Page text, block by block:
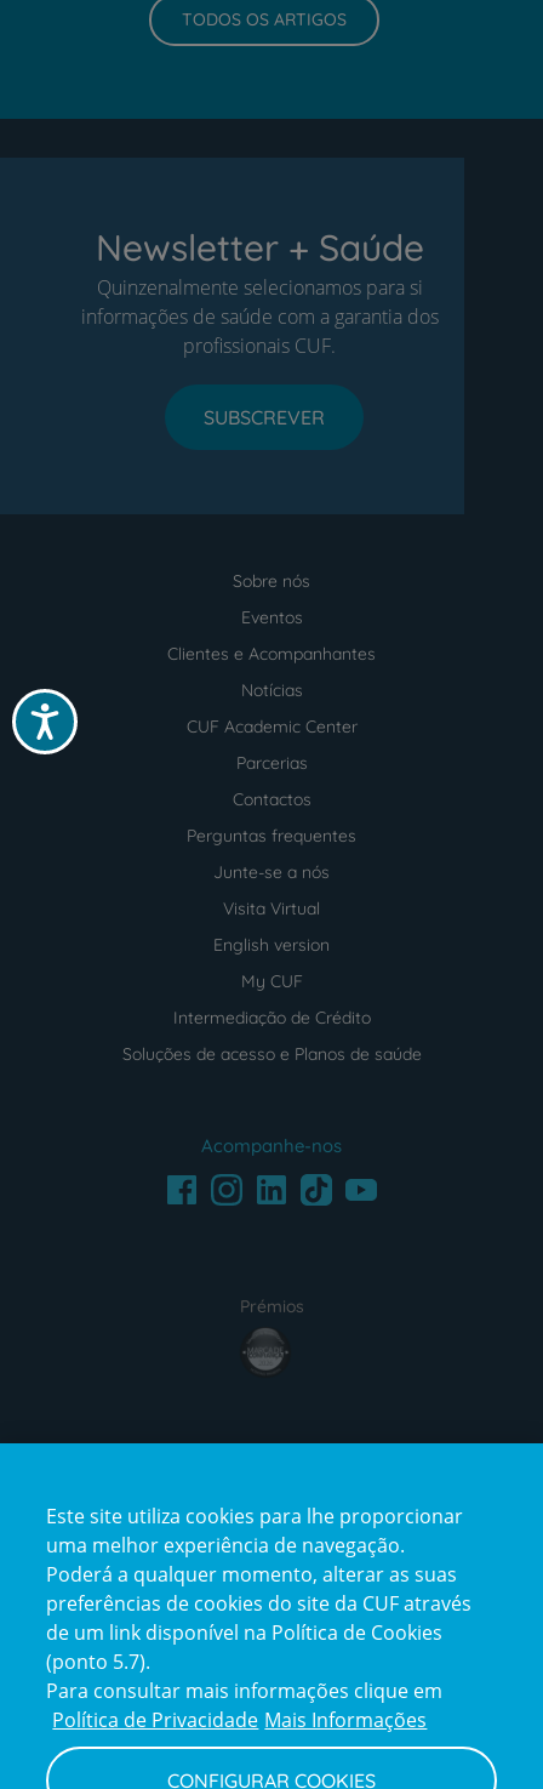
Acessibilidade
TODOS OS ARTIGOS
Newsletter + Saúde
Quinzenalmente selecionamos para si
informações de saúde com a garantia dos
profissionais CUF.
SUBSCREVER
Sobre nós
Eventos
Clientes e Acompanhantes
Notícias
CUF Academic Center
Parcerias
Contactos
Perguntas frequentes
Junte-se a nós
Visita Virtual
English version
My CUF
Intermediação de Crédito
Soluções de acesso e Planos de saúde
Acompanhe-nos
FacebookInstagramLinkedInTikTokYoutube
Prémios
award4
certification2certification3
Reclamações
e
elogios
Este site utiliza cookies para lhe proporcionar
uma melhor experiência de navegação.
Poderá a qualquer momento, alterar as suas
preferências de cookies do site da CUF através
de um link disponível na Política de Cookies
(ponto 5.7).
Para consultar mais informações clique em
Política de Privacidade Mais Informações
CONFIGURAR COOKIES